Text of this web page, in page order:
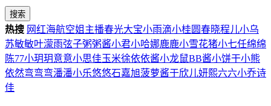
搜索
热搜 网红海航空姐 主播春光大宝小雨滴小桂圆春晓程儿小乌
苏敏敏叶濛雨弦子粥粥酱小君小哈娜鹿鹿小雪花猪小七任绵绵
陈77小玥玥意意小思佳玉米徐依依酱小龙鼠BB酱小饼干小熊
依然弯弯弯潘潘小乐悠悠石嘉旭菠萝酱于欣儿妍熙六六小乔诗
佳